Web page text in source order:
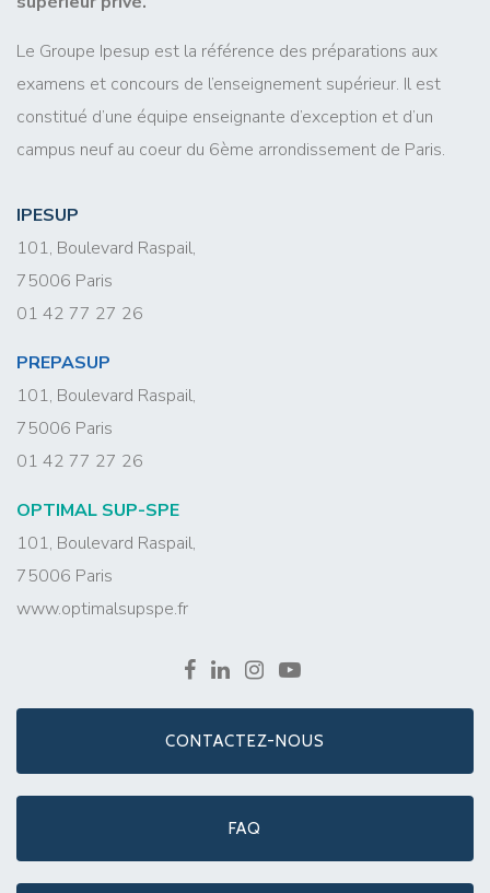
Le Groupe Ipesup est la référence des préparations aux
examens et concours de l’enseignement supérieur. Il est
constitué d’une équipe enseignante d’exception et d’un
campus neuf au coeur du 6ème arrondissement de Paris.
IPESUP
101, Boulevard Raspail,
75006 Paris
01 42 77 27 26
PREPASUP
101, Boulevard Raspail,
75006 Paris
01 42 77 27 26
OPTIMAL SUP-SPE
101, Boulevard Raspail,
75006 Paris
www.optimalsupspe.fr
CONTACTEZ-NOUS
FAQ